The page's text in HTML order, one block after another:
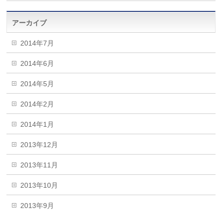
アーカイブ
2014年7月
2014年6月
2014年5月
2014年2月
2014年1月
2013年12月
2013年11月
2013年10月
2013年9月